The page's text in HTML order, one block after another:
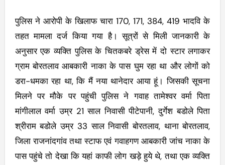
पुलिस ने आरोपी के खिलाफ चारा 170, 171, 384, 419 भादवि के
तहत मामला दर्ज किया गया है। सूत्रों से मिली जानकारी के
अनुसार एक व्यक्ति पुलिस के चितकबरे ड्रेस में दो स्टार लगाकर
ग्राम बोरतलाव आबकारी नाका के पास घुम रहा था और लोगों को
डरा-धमका रहा था, कि मैं नया थानेदार आया हूं। जिसकी सूचना
मिलने पर मौके पर पहुंची पुलिस ने गवाह तामेश्वर वर्मा पिता
मांगीलाल वर्मा उम्र 21 साल निवासी पीटेपानी, दुर्गेश बडोले पिता
श्रीराम बडोले उम्र 33 साल निवासी बोरतलाव, थाना बोरतलाव,
जिला राजनांदगांव तथा स्टाफ एवं गवाहगण आबकारी जांच नाका के
पास पहुंचे तो देखा कि यहां काफी लोग खड़े हुये थे, तथा एक व्यक्ति